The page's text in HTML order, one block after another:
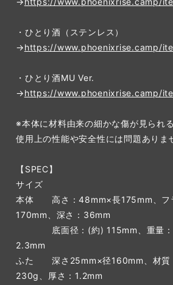
・ひとり酒（ステンレス）
→https://www.phoenixrise.camp/
・ひとり酒MU Ver.
→https://www.phoenixrise.camp/
※本体に材料由来の細かな傷が見られ
使用上の性能や安全性には問題ありま
【SPEC】
サイズ
本体 高さ：48mm×長175mm、フ
170mm、深さ：36mm
底面径：(約) 115mm、重量：(
2.3mm
ふた 深さ25mm×径160mm、材質
230g、厚さ：1.2mm